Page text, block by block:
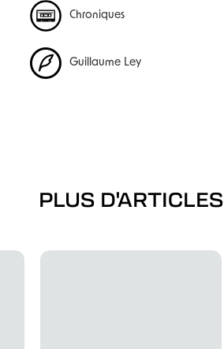
Chroniques
Guillaume Ley
PLUS D'ARTICLES